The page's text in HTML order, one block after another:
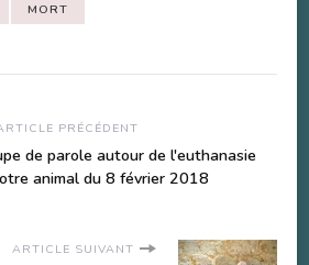
MORT
PRÉCÉDENT
de parole autour de l'euthanasie
animal du 8 février 2018
ARTICLE SUIVANT